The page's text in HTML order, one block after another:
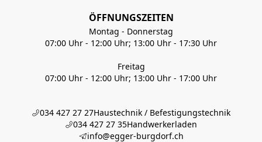
ÖFFNUNGSZEITEN
Montag - Donnerstag
07:00 Uhr - 12:00 Uhr; 13:00 Uhr - 17:30 Uhr
Freitag
07:00 Uhr - 12:00 Uhr; 13:00 Uhr - 17:00 Uhr
034 427 27 27Haustechnik / Befestigungstechnik
034 427 27 35Handwerkerladen
info@egger-burgdorf.ch